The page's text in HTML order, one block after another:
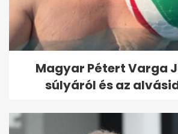
Magyar Pétert Varga
súlyáról és az